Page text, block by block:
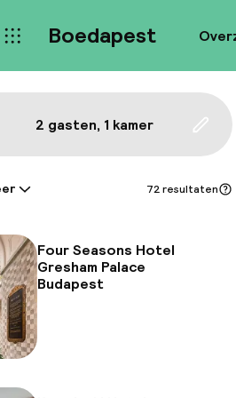
Boedapest
de beste
2 gasten, 1 kamer
72 resultaten
Four Seasons Hotel
Gresham Palace
Budapest